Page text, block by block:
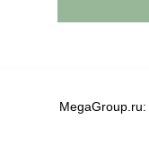
MegaGroup.ru: